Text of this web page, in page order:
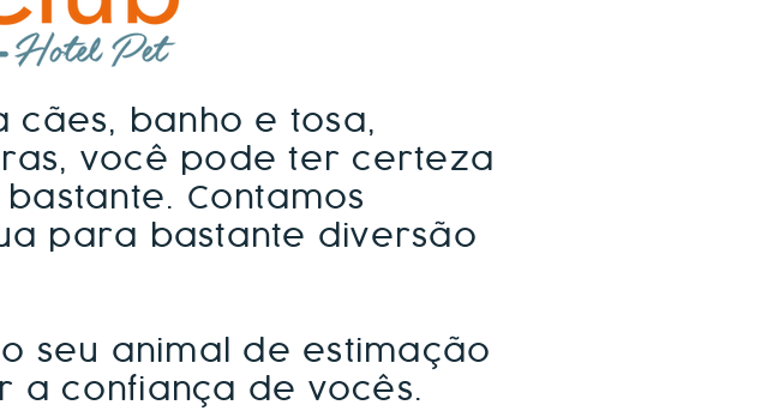
banho e tosa,
você pode ter certeza
Contamos
para bastante diversão
seu animal de estimação
a confiança de vocês.